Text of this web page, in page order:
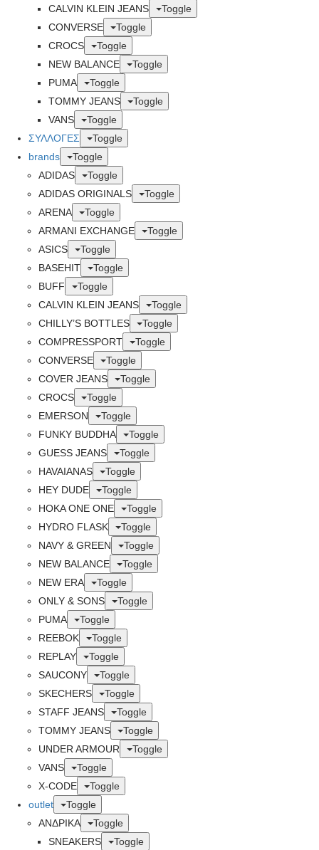
CALVIN KLEIN JEANS
Toggle
CONVERSE
Toggle
CROCS
Toggle
NEW BALANCE
Toggle
PUMA
Toggle
TOMMY JEANS
Toggle
VANS
Toggle
ΣΥΛΛΟΓΕΣ
Toggle
brands
Toggle
ADIDAS
Toggle
ADIDAS ORIGINALS
Toggle
ARENA
Toggle
ARMANI EXCHANGE
Toggle
ASICS
Toggle
BASEHIT
Toggle
BUFF
Toggle
CALVIN KLEIN JEANS
Toggle
CHILLY’S BOTTLES
Toggle
COMPRESSPORT
Toggle
CONVERSE
Toggle
COVER JEANS
Toggle
CROCS
Toggle
EMERSON
Toggle
FUNKY BUDDHA
Toggle
GUESS JEANS
Toggle
HAVAIANAS
Toggle
HEY DUDE
Toggle
HOKA ONE ONE
Toggle
HYDRO FLASK
Toggle
NAVY & GREEN
Toggle
NEW BALANCE
Toggle
NEW ERA
Toggle
ONLY & SONS
Toggle
PUMA
Toggle
REEBOK
Toggle
REPLAY
Toggle
SAUCONY
Toggle
SKECHERS
Toggle
STAFF JEANS
Toggle
TOMMY JEANS
Toggle
UNDER ARMOUR
Toggle
VANS
Toggle
X-CODE
Toggle
outlet
Toggle
ΑΝΔΡΙΚΑ
Toggle
SNEAKERS
Toggle